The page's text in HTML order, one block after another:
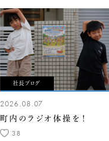
社長ブログ
2026.08.07
町内のラジオ体操を！
38